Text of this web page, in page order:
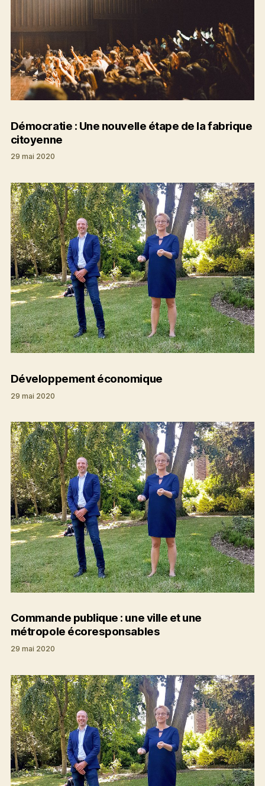
Démocratie : Une nouvelle étape de la fabrique
citoyenne
29 mai 2020
Développement économique
29 mai 2020
Commande publique : une ville et une
métropole écoresponsables
29 mai 2020